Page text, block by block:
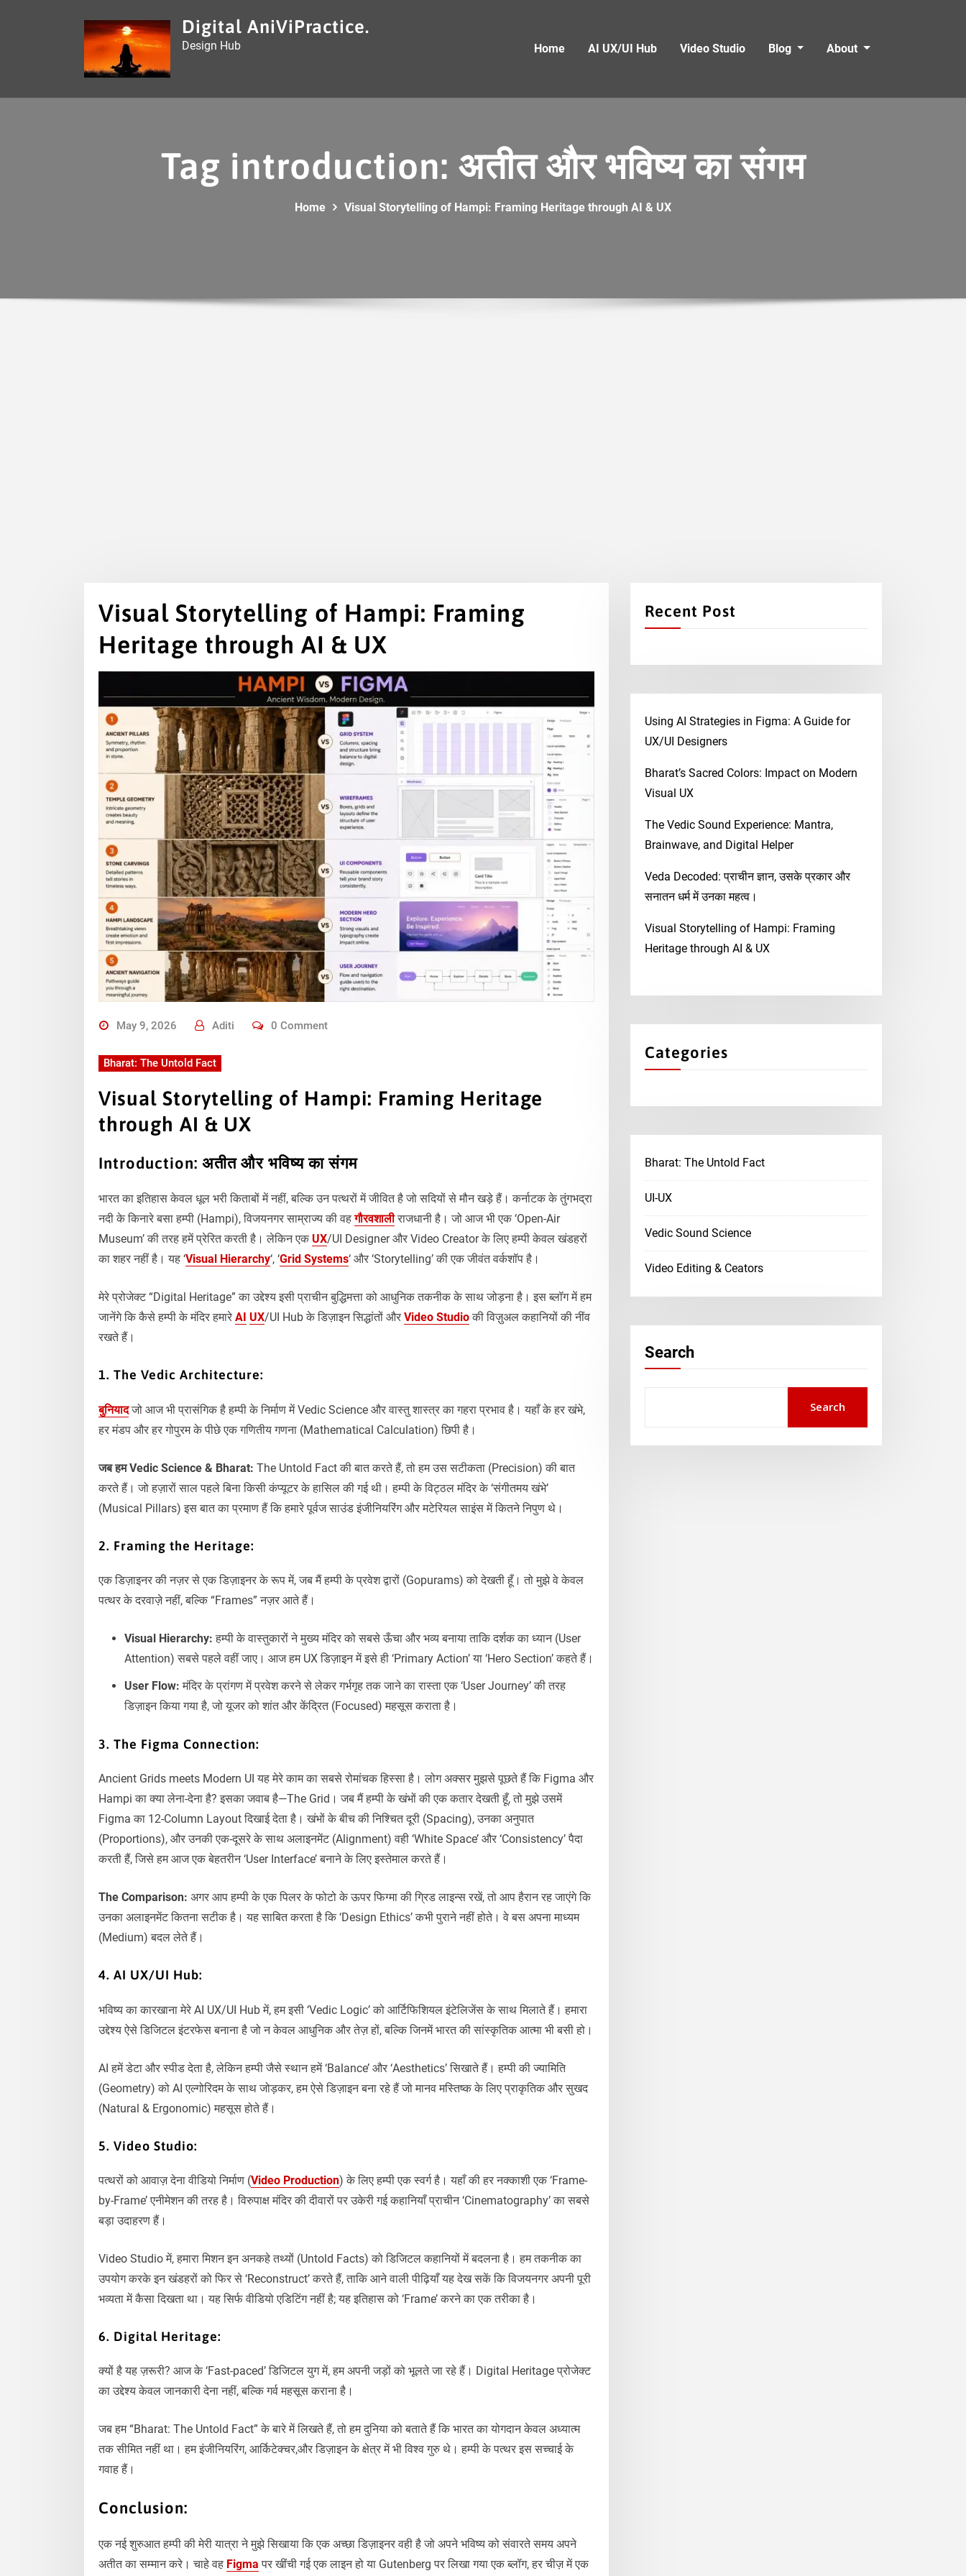
Digital AniViPractice.
Design Hub Home AI UX/UI Hub Video Studio Blog About
Tag introduction: अतीत और भविष्य का संगम
Home Visual Storytelling of Hampi: Framing Heritage through AI & UX
Visual Storytelling of Hampi: Framing
Heritage through AI & UX
May 9, 2026 Aditi 0 Comment
Bharat: The Untold Fact
Visual Storytelling of Hampi: Framing Heritage
through AI & UX
Introduction: अतीत और भविष्य का संगम
भारत का इतिहास केवल धूल भरी किताबों में नहीं, बल्कि उन पत्थरों में जीवित है जो सदियों से मौन खड़े हैं। कर्नाटक के तुंगभद्रा
नदी के किनारे बसा हम्पी (Hampi), विजयनगर साम्राज्य की वहगौरवशालीराजधानी है। जो आज भी एक ‘Open-Air
Museum’ की तरह हमें प्रेरित करती है। लेकिन एक UX/UI Designer और Video Creator के लिए हम्पी केवल खंडहरों
का शहर नहीं है। यह ‘Visual Hierarchy‘, ‘Grid Systems‘ और ‘Storytelling’ की एक जीवंत वर्कशॉप है।
मेरे प्रोजेक्ट “Digital Heritage” का उद्देश्य इसी प्राचीन बुद्धिमत्ता को आधुनिक तकनीक के साथ जोड़ना है। इस ब्लॉग में हम
जानेंगे कि कैसे हम्पी के मंदिर हमारे AI UX/UI Hub के डिज़ाइन सिद्धांतों और Video Studioकी विज़ुअल कहानियों की नींव
रखते हैं।
1. The Vedic Architecture:
बुनियादजो आज भी प्रासंगिक है हम्पी के निर्माण में Vedic Science और वास्तु शास्त्र का गहरा प्रभाव है। यहाँ के हर खंभे,
हर मंडप और हर गोपुरम के पीछे एक गणितीय गणना (Mathematical Calculation) छिपी है।
जब हम Vedic Science & Bharat: The Untold Fact की बात करते हैं, तो हम उस सटीकता (Precision) की बात
करते हैं। जो हज़ारों साल पहले बिना किसी कंप्यूटर के हासिल की गई थी। हम्पी के विट्ठल मंदिर के ‘संगीतमय खंभे’
(Musical Pillars) इस बात का प्रमाण हैं कि हमारे पूर्वज साउंड इंजीनियरिंग और मटेरियल साइंस में कितने निपुण थे।
2. Framing the Heritage:
एक डिज़ाइनर की नज़र से एक डिज़ाइनर के रूप में, जब मैं हम्पी के प्रवेश द्वारों (Gopurams) को देखती हूँ। तो मुझे वे केवल
पत्थर के दरवाज़े नहीं, बल्कि “Frames” नज़र आते हैं।
Visual Hierarchy: हम्पी के वास्तुकारों ने मुख्य मंदिर को सबसे ऊँचा और भव्य बनाया ताकि दर्शक का ध्यान (User
Attention) सबसे पहले वहीं जाए। आज हम UX डिज़ाइन में इसे ही ‘Primary Action’ या ‘Hero Section’ कहते हैं।
User Flow: मंदिर के प्रांगण में प्रवेश करने से लेकर गर्भगृह तक जाने का रास्ता एक ‘User Journey’ की तरह
डिज़ाइन किया गया है, जो यूजर को शांत और केंद्रित (Focused) महसूस कराता है।
3. The Figma Connection:
Ancient Grids meets Modern UI यह मेरे काम का सबसे रोमांचक हिस्सा है। लोग अक्सर मुझसे पूछते हैं कि Figma और
Hampi का क्या लेना-देना है? इसका जवाब है—The Grid। जब मैं हम्पी के खंभों की एक कतार देखती हूँ, तो मुझे उसमें
Figma का 12-Column Layout दिखाई देता है। खंभों के बीच की निश्चित दूरी (Spacing), उनका अनुपात
(Proportions), और उनकी एक-दूसरे के साथ अलाइनमेंट (Alignment) वही ‘White Space’ और ‘Consistency’ पैदा
करती हैं, जिसे हम आज एक बेहतरीन ‘User Interface’ बनाने के लिए इस्तेमाल करते हैं।
The Comparison: अगर आप हम्पी के एक पिलर के फोटो के ऊपर फिग्मा की ग्रिड लाइन्स रखें, तो आप हैरान रह जाएंगे कि
उनका अलाइनमेंट कितना सटीक है। यह साबित करता है कि ‘Design Ethics’ कभी पुराने नहीं होते। वे बस अपना माध्यम
(Medium) बदल लेते हैं।
4. AI UX/UI Hub:
भविष्य का कारखाना मेरे AI UX/UI Hub में, हम इसी ‘Vedic Logic’ को आर्टिफिशियल इंटेलिजेंस के साथ मिलाते हैं। हमारा
उद्देश्य ऐसे डिजिटल इंटरफेस बनाना है जो न केवल आधुनिक और तेज़ हों, बल्कि जिनमें भारत की सांस्कृतिक आत्मा भी बसी हो।
AI हमें डेटा और स्पीड देता है, लेकिन हम्पी जैसे स्थान हमें ‘Balance’ और ‘Aesthetics’ सिखाते हैं। हम्पी की ज्यामिति
(Geometry) को AI एल्गोरिदम के साथ जोड़कर, हम ऐसे डिज़ाइन बना रहे हैं जो मानव मस्तिष्क के लिए प्राकृतिक और सुखद
(Natural & Ergonomic) महसूस होते हैं।
5. Video Studio:
पत्थरों को आवाज़ देना वीडियो निर्माण (Video Production) के लिए हम्पी एक स्वर्ग है। यहाँ की हर नक्काशी एक ‘Frame-
by-Frame’ एनीमेशन की तरह है। विरुपाक्ष मंदिर की दीवारों पर उकेरी गई कहानियाँ प्राचीन ‘Cinematography’ का सबसे
बड़ा उदाहरण हैं।
Video Studio में, हमारा मिशन इन अनकहे तथ्यों (Untold Facts) को डिजिटल कहानियों में बदलना है। हम तकनीक का
उपयोग करके इन खंडहरों को फिर से ‘Reconstruct’ करते हैं, ताकि आने वाली पीढ़ियाँ यह देख सकें कि विजयनगर अपनी पूरी
भव्यता में कैसा दिखता था। यह सिर्फ वीडियो एडिटिंग नहीं है; यह इतिहास को ‘Frame’ करने का एक तरीका है।
6. Digital Heritage:
क्यों है यह ज़रूरी? आज के ‘Fast-paced’ डिजिटल युग में, हम अपनी जड़ों को भूलते जा रहे हैं। Digital Heritage प्रोजेक्ट
का उद्देश्य केवल जानकारी देना नहीं, बल्कि गर्व महसूस कराना है।
जब हम “Bharat: The Untold Fact” के बारे में लिखते हैं, तो हम दुनिया को बताते हैं कि भारत का योगदान केवल अध्यात्म
तक सीमित नहीं था। हम इंजीनियरिंग, आर्किटेक्चर,और डिज़ाइन के क्षेत्र में भी विश्व गुरु थे। हम्पी के पत्थर इस सच्चाई के
गवाह हैं।
Conclusion:
एक नई शुरुआत हम्पी की मेरी यात्रा ने मुझे सिखाया कि एक अच्छा डिज़ाइनर वही है जो अपने भविष्य को संवारते समय अपने
अतीत का सम्मान करे। चाहे वह Figma पर खींची गई एक लाइन हो या Gutenberg पर लिखा गया एक ब्लॉग, हर चीज़ में एक
Recent Post
Using AI Strategies in Figma: A Guide for
UX/UI Designers
Bharat’s Sacred Colors: Impact on Modern
Visual UX
The Vedic Sound Experience: Mantra,
Brainwave, and Digital Helper
Veda Decoded: प्राचीन ज्ञान, उसके प्रकार और
सनातन धर्म में उनका महत्व।
Visual Storytelling of Hampi: Framing
Heritage through AI & UX
Categories
Bharat: The Untold Fact
UI-UX
Vedic Sound Science
Video Editing & Ceators
Search
Search